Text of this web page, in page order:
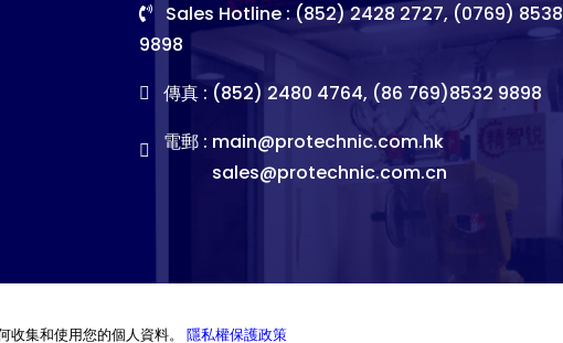
Sales Hotline : (852) 2428 2727, (0769) 8538
9898
傳真 : (852) 2480 4764, (86 769)8532 9898
電郵 : main@protechnic.com.hk
sales@protechnic.com.cn
集和使用您的個人資料。 隱私權保護政策